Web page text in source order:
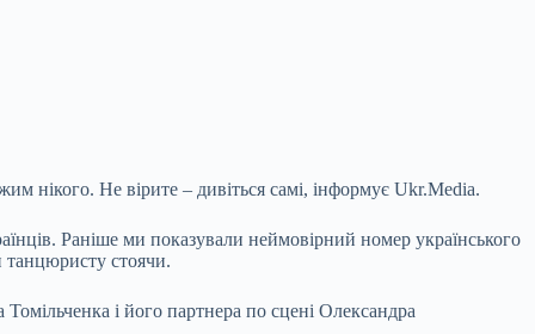
нікого. Не вірите – дивіться самі, інформує Ukr.Media.
Раніше ми показували неймовірний номер українського
танцюристу стоячи.
і його партнера по сцені Олександра